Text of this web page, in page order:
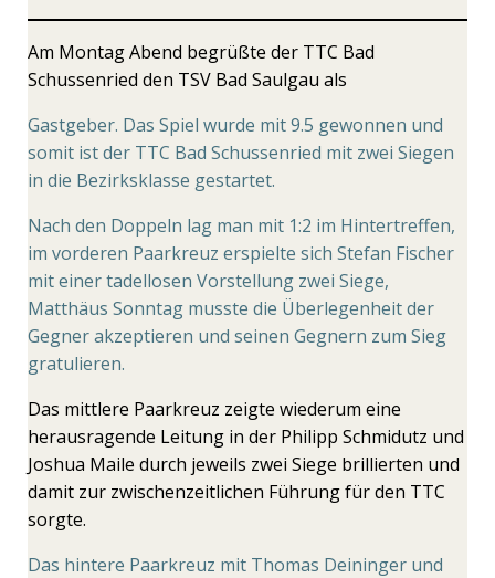
Am Montag Abend begrüßte der TTC Bad
Schussenried den TSV Bad Saulgau als
Gastgeber. Das Spiel wurde mit 9.5 gewonnen und
somit ist der TTC Bad Schussenried mit zwei Siegen
in die Bezirksklasse gestartet.
Nach den Doppeln lag man mit 1:2 im Hintertreffen,
im vorderen Paarkreuz erspielte sich Stefan Fischer
mit einer tadellosen Vorstellung zwei Siege,
Matthäus Sonntag musste die Überlegenheit der
Gegner akzeptieren und seinen Gegnern zum Sieg
gratulieren.
Das mittlere Paarkreuz zeigte wiederum eine
herausragende Leitung in der Philipp Schmidutz und
Joshua Maile durch jeweils zwei Siege brillierten und
damit zur zwischenzeitlichen Führung für den TTC
sorgte.
Das hintere Paarkreuz mit Thomas Deininger und